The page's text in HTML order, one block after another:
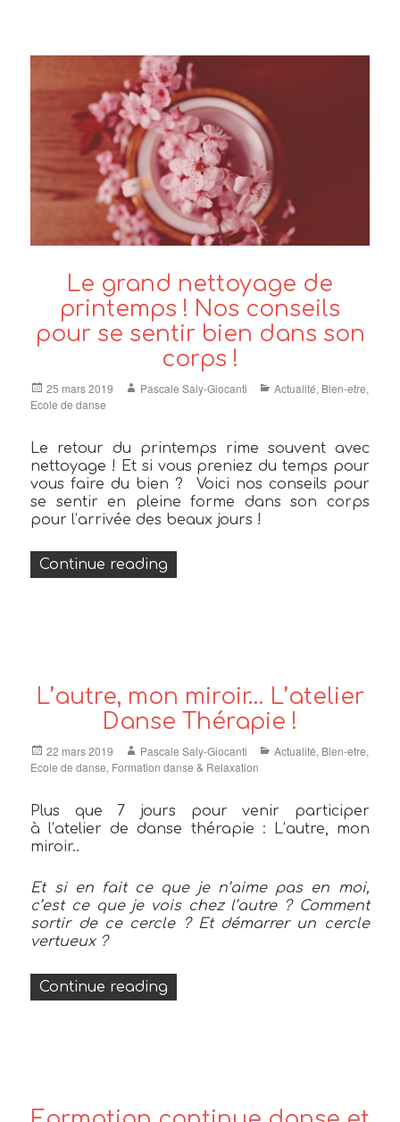
Le grand nettoyage de
printemps ! Nos conseils
pour se sentir bien dans son
corps !
Posted
on
25 mars 2019 Author
Pascale Saly-Giocanti Categories
Actualité, Bien-etre,
Ecole de danse
Le retour du printemps rime souvent avec
nettoyage ! Et si vous preniez du temps pour
vous faire du bien ? Voici nos conseils pour
se sentir en pleine forme dans son corps
pour l’arrivée des beaux jours !
Continue reading
L’autre, mon miroir… L’atelier
Danse Thérapie !
Posted
on
22 mars 2019 Author
Pascale Saly-Giocanti Categories
Actualité, Bien-etre,
Ecole de danse, Formation danse & Relaxation
Plus que 7 jours pour venir participer
à l’atelier de danse thérapie : L’autre, mon
miroir..
Et si en fait ce que je n’aime pas en moi,
c’est ce que je vois chez l’autre ? Comment
sortir de ce cercle ? Et démarrer un cercle
vertueux ?
Continue reading